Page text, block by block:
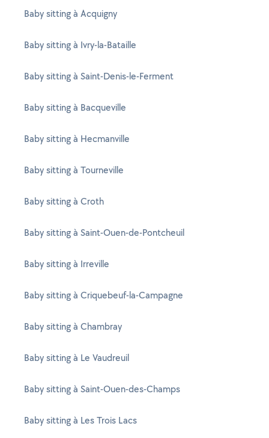
Baby sitting à Acquigny
Baby sitting à Ivry-la-Bataille
Baby sitting à Saint-Denis-le-Ferment
Baby sitting à Bacqueville
Baby sitting à Hecmanville
Baby sitting à Tourneville
Baby sitting à Croth
Baby sitting à Saint-Ouen-de-Pontcheuil
Baby sitting à Irreville
Baby sitting à Criquebeuf-la-Campagne
Baby sitting à Chambray
Baby sitting à Le Vaudreuil
Baby sitting à Saint-Ouen-des-Champs
Baby sitting à Les Trois Lacs